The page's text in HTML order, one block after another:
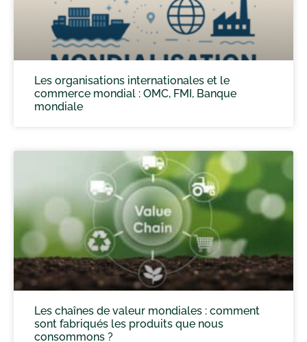
Les organisations internationales et le
commerce mondial : OMC, FMI, Banque
mondiale
Les chaînes de valeur mondiales : comment
sont fabriqués les produits que nous
consommons ?